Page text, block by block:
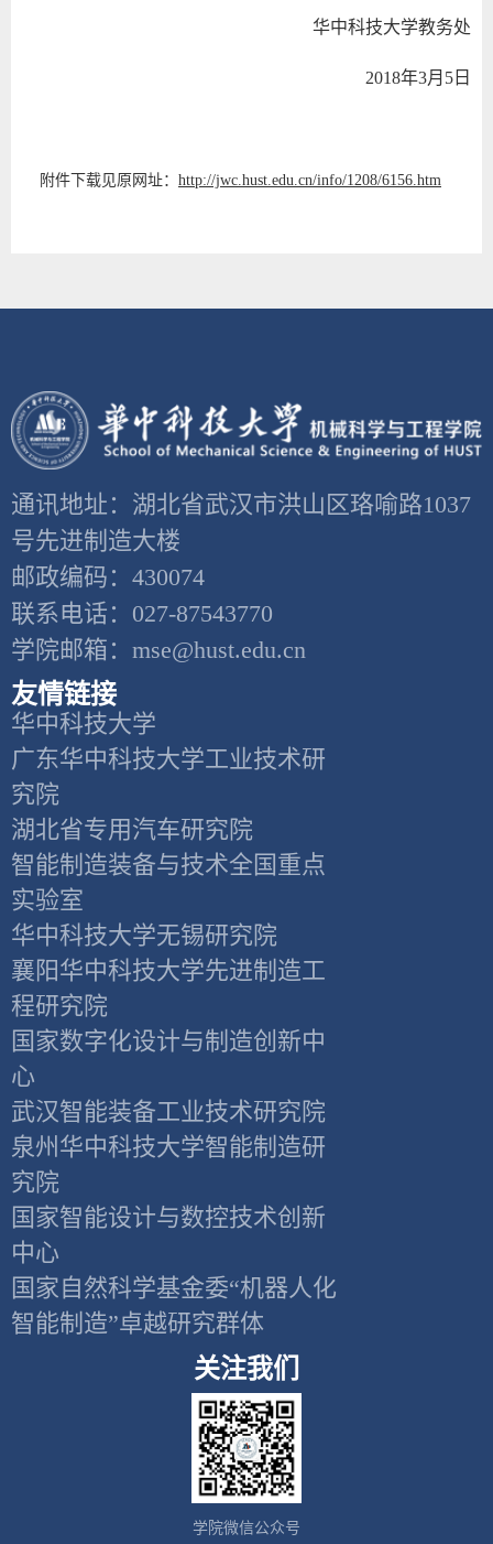
华中科技大学教务处
2018年3月5日
附件下载见原网址： http://jwc.hust.edu.cn/info/1208/6156.htm
通讯地址：湖北省武汉市洪山区珞喻路1037
号先进制造大楼
邮政编码：430074
联系电话：027-87543770
学院邮箱：mse@hust.edu.cn
友情链接
华中科技大学
广东华中科技大学工业技术研
究院
湖北省专用汽车研究院
智能制造装备与技术全国重点
实验室
华中科技大学无锡研究院
襄阳华中科技大学先进制造工
程研究院
国家数字化设计与制造创新中
心
武汉智能装备工业技术研究院
泉州华中科技大学智能制造研
究院
国家智能设计与数控技术创新
中心
国家自然科学基金委“机器人化
智能制造”卓越研究群体
关注我们
学院微信公众号